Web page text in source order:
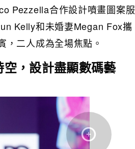
Pezzella合作設計噴畫圖案服
Kelly和未婚妻Megan Fox攜
二人成為全場焦點。
，設計盡顯數碼藝